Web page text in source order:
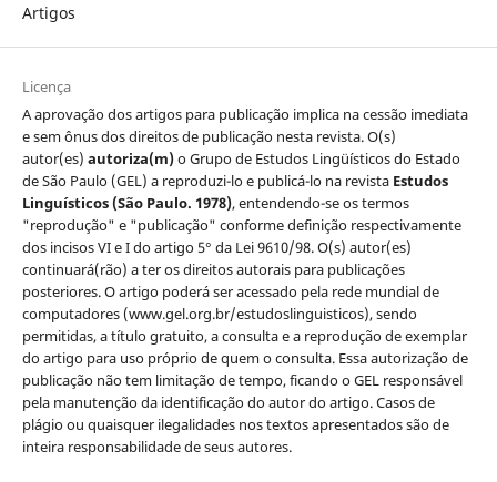
Artigos
Licença
A aprovação dos artigos para publicação implica na cessão imediata
e sem ônus dos direitos de publicação nesta revista. O(s)
autor(es) autoriza(m)o Grupo de Estudos Lingüísticos do Estado
de São Paulo (GEL) a reproduzi-lo e publicá-lo na revista Estudos
Linguísticos(São Paulo. 1978), entendendo-se os termos
"reprodução" e "publicação" conforme definição respectivamente
dos incisos VI e I do artigo 5° da Lei 9610/98. O(s) autor(es)
continuará(rão) a ter os direitos autorais para publicações
posteriores. O artigo poderá ser acessado pela rede mundial de
computadores (www.gel.org.br/estudoslinguisticos), sendo
permitidas, a título gratuito, a consulta e a reprodução de exemplar
do artigo para uso próprio de quem o consulta. Essa autorização de
publicação não tem limitação de tempo, ficando o GEL responsável
pela manutenção da identificação do autor do artigo. Casos de
plágio ou quaisquer ilegalidades nos textos apresentados são de
inteira responsabilidade de seus autores.